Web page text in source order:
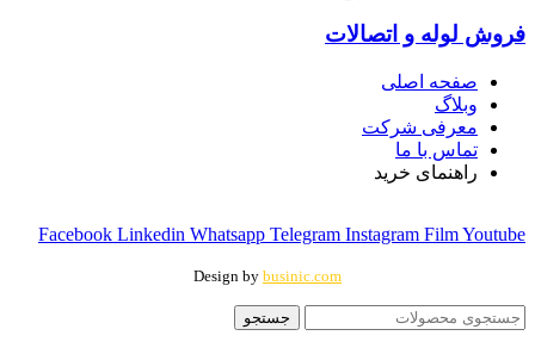
فروش لوله و اتصالات
صفحه اصلی
وبلاگ
معرفی شرکت
تماس با ما
راهنمای خرید
Facebook Linkedin Whatsapp Telegram Instagram FilmYoutube
Design by businic.com
جستجو